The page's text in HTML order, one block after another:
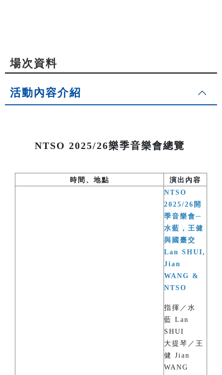
場次資料
活動內容介紹
NTSO 2025/26樂季音樂會總覽
時間、地點 演出內容
NTSO
2025/26開
季音樂會─
水藍，王健
與國臺交
Lan SHUI,
Jian
WANG &
NTSO
指揮／水
藍 Lan
SHUI
大提琴／王
健 Jian
WANG